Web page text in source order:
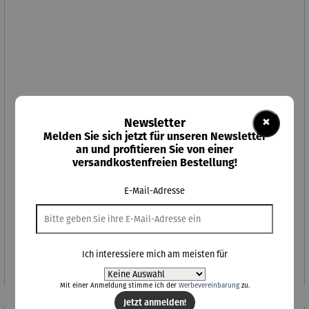
Vase oder Windlicht MARGEAUX
Regulärer Preis:
39,90 €
×
Newsletter
Melden Sie sich jetzt für unseren Newsletter
an und profitieren Sie von einer
versandkostenfreien Bestellung!
E-Mail-Adresse
Ich interessiere mich am meisten für
Mit einer Anmeldung stimme ich der Werbevereinbarungzu.
Jetzt anmelden!